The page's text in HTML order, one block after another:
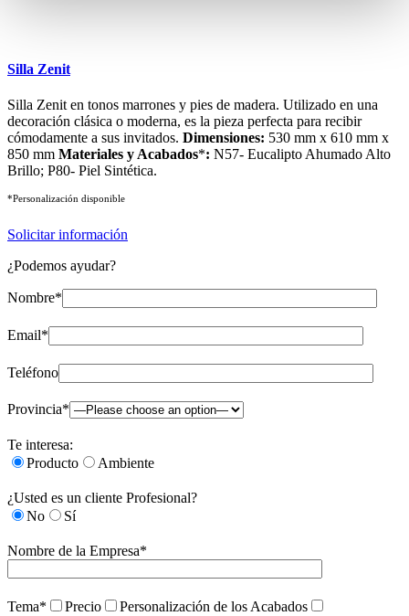
Silla Zenit
Silla Zenit en tonos marrones y pies de madera. Utilizado en una
decoración clásica o moderna, es la pieza perfecta para recibir
cómodamente a sus invitados. Dimensiones: 530 mm x 610 mm x
850 mm Materiales y Acabados*: N57- Eucalipto Ahumado Alto
Brillo; P80- Piel Sintética.
*Personalización disponible
Solicitar información
¿Podemos ayudar?
Nombre*
Email*
Teléfono
Provincia*
Te interesa:
Producto
Ambiente
¿Usted es un cliente Profesional?
No
Sí
Nombre de la Empresa*
Tema* Precio
Personalización de los Acabados